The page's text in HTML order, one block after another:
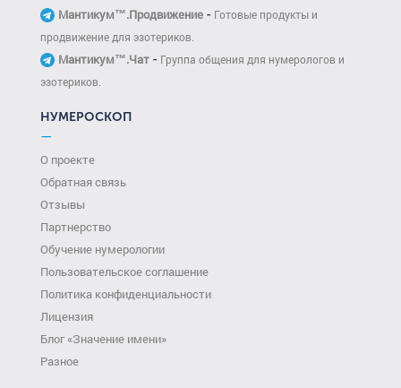
Мантикум™.Продвижение - Готовые продукты и
продвижение для эзотериков.
Мантикум™.Чат - Группа общения для нумерологов и
эзотериков.
НУМЕРОСКОП
—
О проекте
Обратная связь
Отзывы
Партнерство
Обучение нумерологии
Пользовательское соглашение
Политика конфиденциальности
Лицензия
Блог «Значение имени»
Разное